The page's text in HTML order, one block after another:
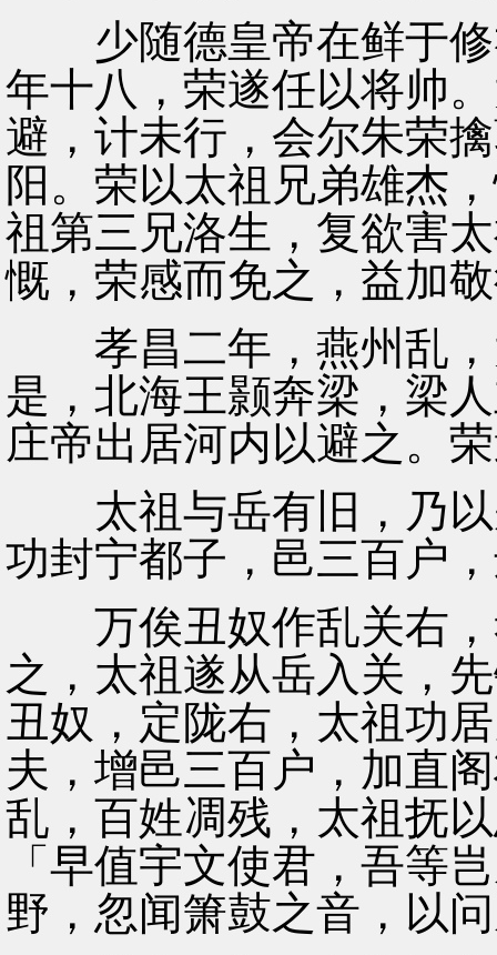
少随德皇帝在鲜于修
年十八，荣遂任以将帅
避，计未行，会尔朱荣
阳。荣以太祖兄弟雄杰
祖第三兄洛生，复欲害
慨，荣感而免之，益加
孝昌二年，燕州乱，
是，北海王颢奔梁，梁
庄帝出居河内以避之。
太祖与岳有旧，乃以
功封宁都子，邑三百户
万俟丑奴作乱关右，
之，太祖遂从岳入关，
丑奴，定陇右，太祖功
夫，增邑三百户，加直
乱，百姓凋残，太祖抚
「早值宇文使君，吾等
野，忽闻箫鼓之音，以